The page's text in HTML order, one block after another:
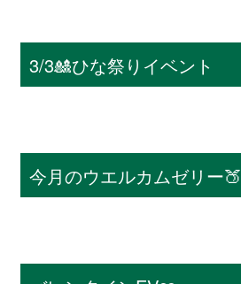
3/3🎎ひな祭りイベント
今月のウエルカムゼリー🍑